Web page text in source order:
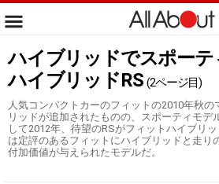
ハイブリッドでスポーテ
ハイブリッドRS (2ページ目)
人気コンパクトカーのフィットの2010年秋
リッドが追加されたものの、スポーティモデ
して2012年、待望のRSがフィットハイブリ
は定評のあるフィットにハイブリッドと走り
付加価値が与えられたモデルだ。